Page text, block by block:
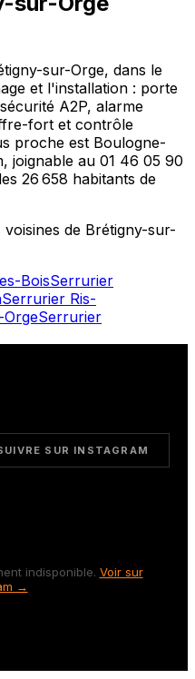
sur-Orge, dans le
et l'installation : porte
A2P, alarme
fort et contrôle
proche est Boulogne-
joignable au 01 46 05 90
26 658 habitants de
de Brétigny-sur-
BoisSerrurier
Serrurier Ris-
OrgeSerrurier
SUR INSTAGRAM
indisponible. Voir sur
→